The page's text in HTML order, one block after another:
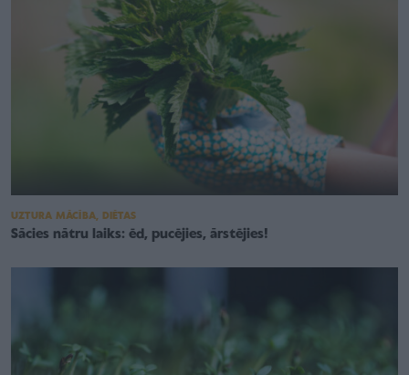
UZTURA MĀCĪBA, DIĒTAS
Sācies nātru laiks: ēd, pucējies, ārstējies!